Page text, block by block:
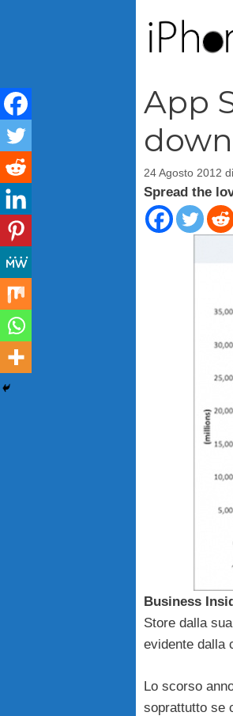
App
24 Agosto 2012 di
Spread the
Business
Store dalla
evidente dalla
Lo scorso
soprattutto se